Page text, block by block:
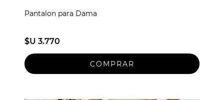
Pantalon para Dama
$U 3.770